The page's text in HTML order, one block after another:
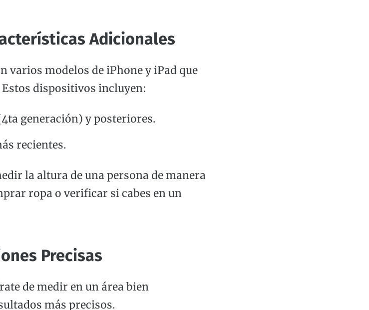
Adicionales
varios modelos de iPhone y iPad que
Estos dispositivos incluyen:
generación) y posteriores.
recientes.
la altura de una persona de manera
ropa o verificar si cabes en un
Precisas
de medir en un área bien
más precisos.